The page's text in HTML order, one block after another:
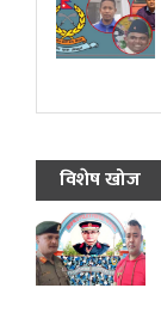
विशेष खोज